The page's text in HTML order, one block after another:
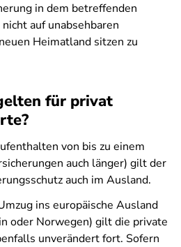
in dem betreffenden
auf unabsehbaren
Heimatland sitzen zu
für privat
von bis zu einem
auch länger) gilt der
auch im Ausland.
ins europäische Ausland
oder Norwegen) gilt die private
unverändert fort. Sofern